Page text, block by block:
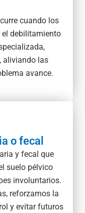
cuando los
el debilitamiento
aliviando las
avance.
o fecal
y fecal que
suelo pélvico
involuntarios.
reforzamos la
y evitar futuros